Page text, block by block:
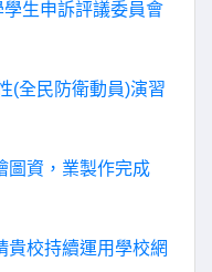
生申訴評議委員會
(全民防衛動員)演習
圖資，業製作完成
貴校持續運用學校網